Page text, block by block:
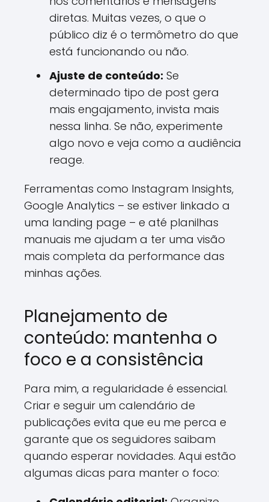
diretas. Muitas vezes, o que o
público diz é o termômetro do que
está funcionando ou não.
Ajuste de conteúdo: Se
determinado tipo de post gera
mais engajamento, invista mais
nessa linha. Se não, experimente
algo novo e veja como a audiência
reage.
Ferramentas como Instagram Insights,
Google Analytics – se estiver linkado a
uma landing page – e até planilhas
manuais me ajudam a ter uma visão
mais completa da performance das
minhas ações.
Planejamento de
conteúdo: mantenha o
foco e a consistência
Para mim, a regularidade é essencial.
Criar e seguir um calendário de
publicações evita que eu me perca e
garante que os seguidores saibam
quando esperar novidades. Aqui estão
algumas dicas para manter o foco: